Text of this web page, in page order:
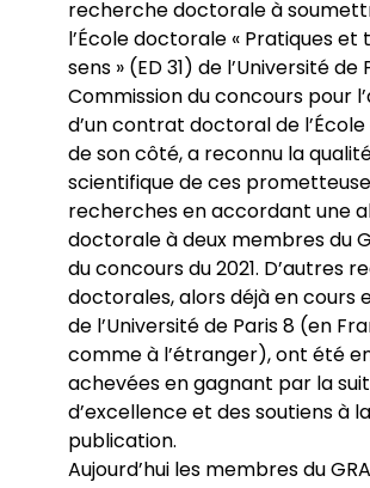
recherche doctorale à
l’École doctorale « Pratiques et
sens » (ED 31) de l’Université de
Commission du concours pour
d’un contrat doctoral de
de son côté, a reconnu la
scientifique de ces
recherches en accordant une
doctorale à deux membres du
du concours du 2021. D’autres
doctorales, alors déjà en cours
de l’Université de Paris 8 (en
comme à l’étranger), ont été
achevées en gagnant par la
d’excellence et des soutiens à la
publication.
Aujourd’hui les membres du